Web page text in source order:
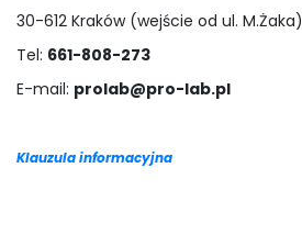
30-612 Kraków (wejście od ul. M.Żaka)
Tel: 661-808-273
E-mail: prolab@pro-lab.pl
Klauzula informacyjna